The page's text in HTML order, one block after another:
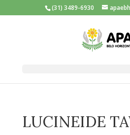
(31) 3489-6930
LUCINEIDE